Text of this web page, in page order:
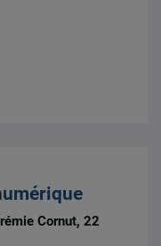
Cornut, 22